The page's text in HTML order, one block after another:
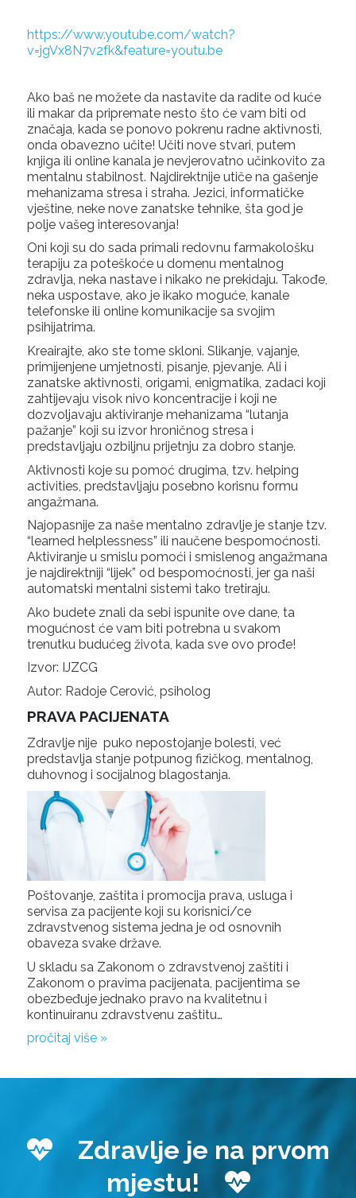
https://www.youtube.com/watch?
v=jgVx8N7v2fk&feature=youtu.be
Ako baš ne možete da nastavite da radite od kuće
ili makar da pripremate nesto što će vam biti od
značaja, kada se ponovo pokrenu radne aktivnosti,
onda obavezno učite! Učiti nove stvari, putem
knjiga ili online kanala je nevjerovatno učinkovito za
mentalnu stabilnost. Najdirektnije utiče na gašenje
mehanizama stresa i straha. Jezici, informatičke
vještine, neke nove zanatske tehnike, šta god je
polje vašeg interesovanja!
Oni koji su do sada primali redovnu farmakološku
terapiju za poteškoće u domenu mentalnog
zdravlja, neka nastave i nikako ne prekidaju. Takođe,
neka uspostave, ako je ikako moguće, kanale
telefonske ili online komunikacije sa svojim
psihijatrima.
Kreairajte, ako ste tome skloni. Slikanje, vajanje,
primijenjene umjetnosti, pisanje, pjevanje. Ali i
zanatske aktivnosti, origami, enigmatika, zadaci koji
zahtijevaju visok nivo koncentracije i koji ne
dozvoljavaju aktiviranje mehanizama “lutanja
pažanje” koji su izvor hroničnog stresa i
predstavljaju ozbiljnu prijetnju za dobro stanje.
Aktivnosti koje su pomoć drugima, tzv. helping
activities, predstavljaju posebno korisnu formu
angažmana.
Najopasnije za naše mentalno zdravlje je stanje tzv.
“learned helplessness” ili naučene bespomoćnosti.
Aktiviranje u smislu pomoći i smislenog angažmana
je najdirektniji “lijek” od bespomoćnosti, jer ga naši
automatski mentalni sistemi tako tretiraju.
Ako budete znali da sebi ispunite ove dane, ta
mogućnost će vam biti potrebna u svakom
trenutku budućeg života, kada sve ovo prođe!
Izvor: IJZCG
Autor: Radoje Cerović, psiholog
PRAVA PACIJENATA
Zdravlje nije puko nepostojanje bolesti, već
predstavlja stanje potpunog fizičkog, mentalnog,
duhovnog i socijalnog blagostanja.
Poštovanje, zaštita i promocija prava, usluga i
servisa za pacijente koji su korisnici/ce
zdravstvenog sistema jedna je od osnovnih
obaveza svake države.
U skladu sa Zakonom o zdravstvenoj zaštiti i
Zakonom o pravima pacijenata, pacijentima se
obezbeđuje jednako pravo na kvalitetnu i
kontinuiranu zdravstvenu zaštitu…
pročitaj više »
Zdravlje je na prvom
mjestu!